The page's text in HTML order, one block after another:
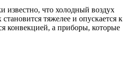
известно, что холодный воздух
тяжелее и опускается к
конвекцией, а приборы, которые